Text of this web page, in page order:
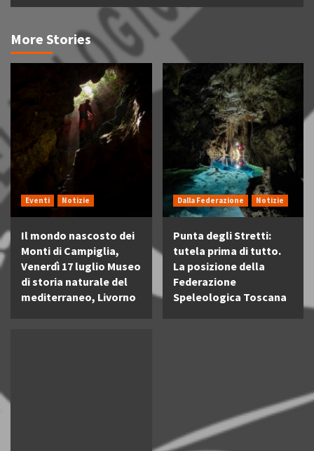
More Stories
Eventi Notizie
Il mondo nascosto dei
Monti di Campiglia,
Venerdì 17 luglio Museo
di storia naturale del
mediterraneo, Livorno
Dalla Federazione Notizie
Punta degli Stretti:
tutela prima di tutto.
La posizione della
Federazione
Speleologica Toscana